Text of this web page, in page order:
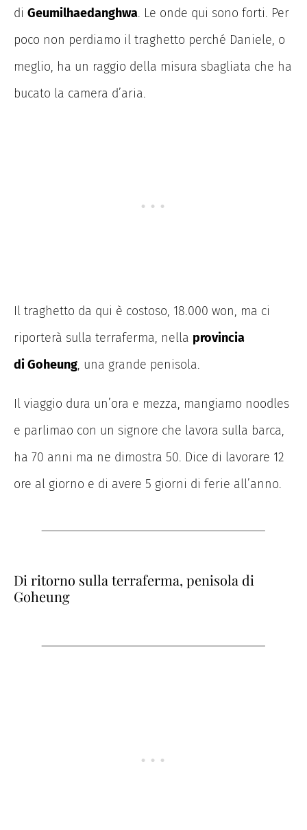
di Geumilhaedanghwa. Le onde qui sono forti. Per
poco non perdiamo il traghetto perché Daniele, o
meglio, ha un raggio della misura sbagliata che ha
bucato la camera d’aria.
Il traghetto da qui è costoso, 18.000 won, ma ci
riporterà sulla terraferma, nella provincia
di Goheung, una grande penisola.
Il viaggio dura un’ora e mezza, mangiamo noodles
e parlimao con un signore che lavora sulla barca,
ha 70 anni ma ne dimostra 50. Dice di lavorare 12
ore al giorno e di avere 5 giorni di ferie all’anno.
Di ritorno sulla terraferma, penisola di
Goheung